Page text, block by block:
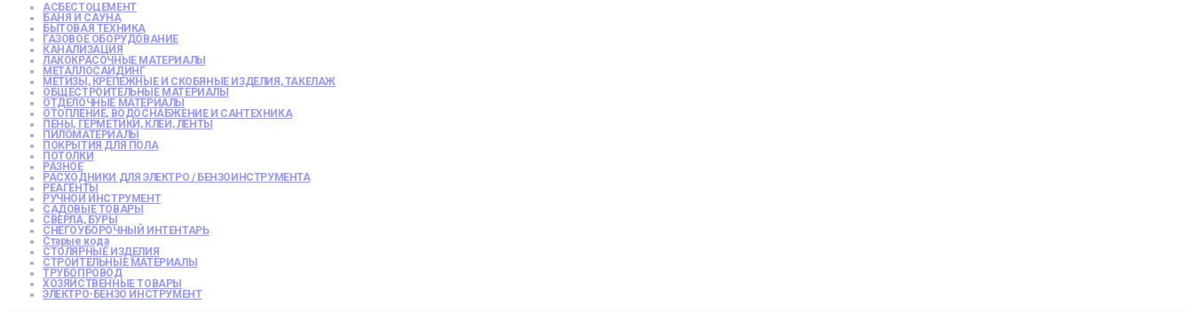
АСБЕСТОЦЕМЕНТ
БАНЯ И САУНА
БЫТОВАЯ ТЕХНИКА
ГАЗОВОЕ ОБОРУДОВАНИЕ
КАНАЛИЗАЦИЯ
ЛАКОКРАСОЧНЫЕ МАТЕРИАЛЫ
МЕТАЛЛОСАЙДИНГ
МЕТИЗЫ, КРЕПЕЖНЫЕ И СКОБЯНЫЕ ИЗДЕЛИЯ, ТАКЕЛАЖ
ОБЩЕСТРОИТЕЛЬНЫЕ МАТЕРИАЛЫ
ОТДЕЛОЧНЫЕ МАТЕРИАЛЫ
ОТОПЛЕНИЕ, ВОДОСНАБЖЕНИЕ И САНТЕХНИКА
ПЕНЫ, ГЕРМЕТИКИ, КЛЕИ, ЛЕНТЫ
ПИЛОМАТЕРИАЛЫ
ПОКРЫТИЯ ДЛЯ ПОЛА
ПОТОЛКИ
РАЗНОЕ
РАСХОДНИКИ ДЛЯ ЭЛЕКТРО / БЕНЗОИНСТРУМЕНТА
РЕАГЕНТЫ
РУЧНОЙ ИНСТРУМЕНТ
САДОВЫЕ ТОВАРЫ
СВЕРЛА, БУРЫ
СНЕГОУБОРОЧНЫЙ ИНТЕНТАРЬ
Старые кода
СТОЛЯРНЫЕ ИЗДЕЛИЯ
СТРОИТЕЛЬНЫЕ МАТЕРИАЛЫ
ТРУБОПРОВОД
ХОЗЯЙСТВЕННЫЕ ТОВАРЫ
ЭЛЕКТРО-БЕНЗО ИНСТРУМЕНТ